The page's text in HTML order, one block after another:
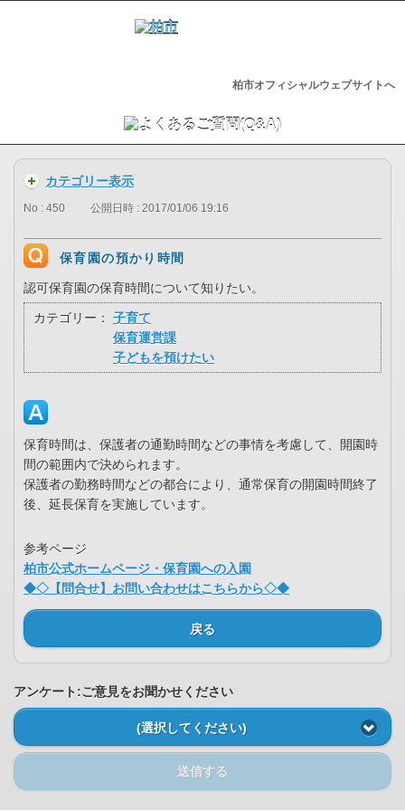
柏市オフィシャルウェブサイトへ
カテゴリー表示
No : 450 公開日時 : 2017/01/06 19:16
保育園の預かり時間
認可保育園の保育時間について知りたい。
カテゴリー：
子育て
保育運営課
子どもを預けたい
保育時間は、保護者の通勤時間などの事情を考慮して、開園時
間の範囲内で決められます。
保護者の勤務時間などの都合により、通常保育の開園時間終了
後、延長保育を実施しています。
参考ページ
柏市公式ホームページ・保育園への入園
◆◇【問合せ】お問い合わせはこちらから◇◆
戻る
アンケート:ご意見をお聞かせください
(選択してください)
送信する